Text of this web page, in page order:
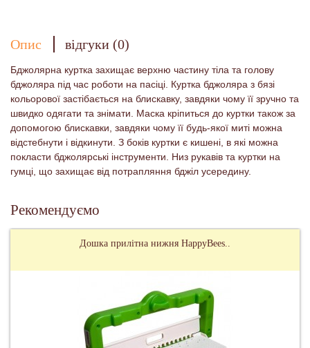
Опис відгуки (0)
Бджолярна куртка захищає верхню частину тіла та голову
бджоляра під час роботи на пасіці. Куртка бджоляра з бязі
кольорової застібається на блискавку, завдяки чому її зручно та
швидко одягати та знімати. Маска кріпиться до куртки також за
допомогою блискавки, завдяки чому її будь-якої миті можна
відстебнути і відкинути. З боків куртки є кишені, в які можна
покласти бджолярські інструменти. Низ рукавів та куртки на
гумці, що захищає від потрапляння бджіл усередину.
Рекомендуємо
Дошка прилітна нижня HappyBees..